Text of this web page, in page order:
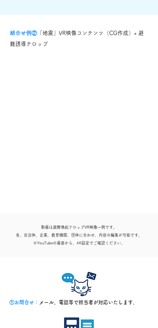
組合せ例② 「地震」VR映像コンテンツ（CG作成）+ 避
難誘導テロップ
動画は避難喚起テロップVR映像一例です。
​各、自治体、企業、教育機関、団体に合わせ、内容の編集が可能です。
※YouTubeの画面から、4K設定でご確認ください。
①お問合せ： メール、電話等で担当者が対応いたします。